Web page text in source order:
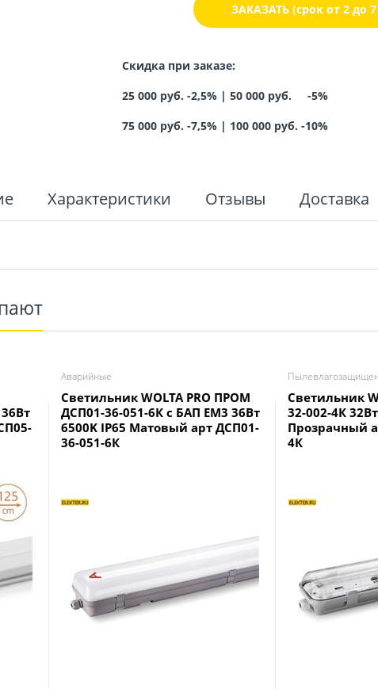
ЗАКАЗАТЬ (срок от 2 до
Скидка при заказе:
25 000 руб. -2,5% | 50 000 руб. -5%
75 000 руб. -7,5%| 100 000 руб. -10%
Характеристики Отзывы Доставка
Аварийные
Светильник WOLTA PRO ПРОМ
ДСП01-36-051-6К с БАП EM3 36Вт
6500K IP65 Матовый арт ДСП01-
36-051-6К
Светильник
32-002-4К
Прозрачный
4К